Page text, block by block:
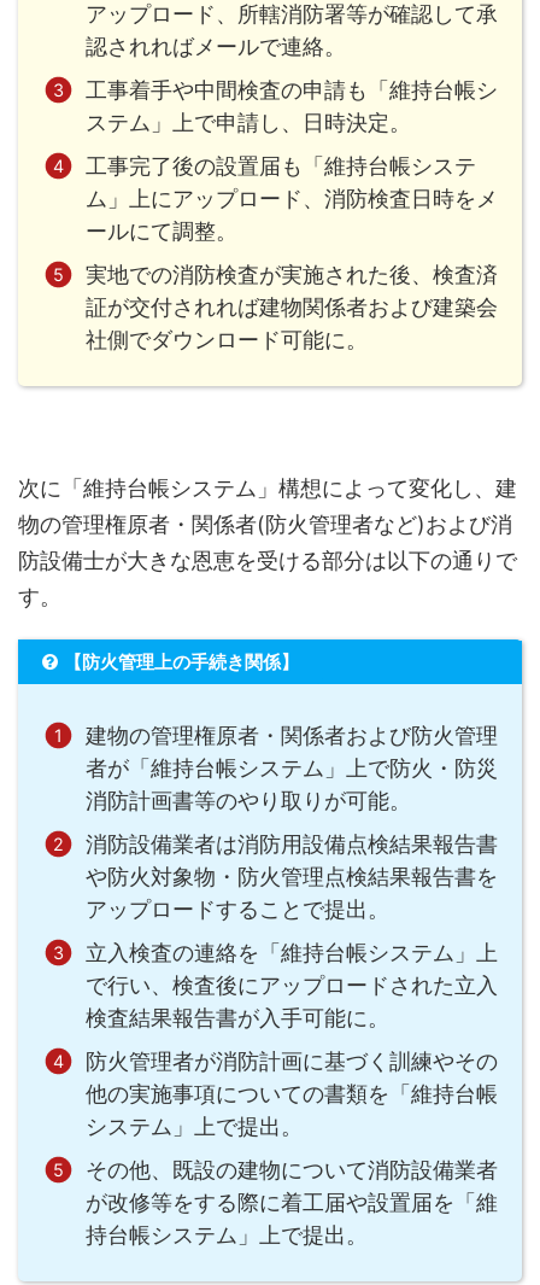
アップロード、所轄消防署等が確認して承
認されればメールで連絡。
工事着手や中間検査の申請も「維持台帳シ
ステム」上で申請し、日時決定。
工事完了後の設置届も「維持台帳システ
ム」上にアップロード、消防検査日時をメ
ールにて調整。
実地での消防検査が実施された後、検査済
証が交付されれば建物関係者および建築会
社側でダウンロード可能に。
次に「維持台帳システム」構想によって変化し、建
物の管理権原者・関係者(防火管理者など)および消
防設備士が大きな恩恵を受ける部分は以下の通りで
す。
【防火管理上の手続き関係】
建物の管理権原者・関係者および防火管理
者が「維持台帳システム」上で防火・防災
消防計画書等のやり取りが可能。
消防設備業者は消防用設備点検結果報告書
や防火対象物・防火管理点検結果報告書を
アップロードすることで提出。
立入検査の連絡を「維持台帳システム」上
で行い、検査後にアップロードされた立入
検査結果報告書が入手可能に。
防火管理者が消防計画に基づく訓練やその
他の実施事項についての書類を「維持台帳
システム」上で提出。
その他、既設の建物について消防設備業者
が改修等をする際に着工届や設置届を「維
持台帳システム」上で提出。